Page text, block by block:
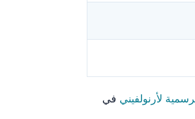
لأرنولفيني في